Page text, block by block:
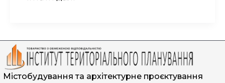
Містобудування та архітектурне проєктування